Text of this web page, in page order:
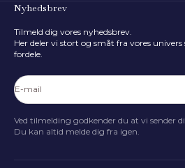
Hvad er barnets
80cm
Nyhedsbrev
Tilmeld dig vores nyhedsbrev.
Her deler vi stort og småt fra vores
fordele.
E-mail
Ved tilmelding godkender du at vi sender
Du kan altid melde dig fra igen.